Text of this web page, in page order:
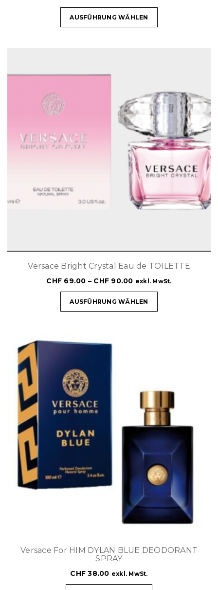
AUSFÜHRUNG WÄHLEN
Versace Bright Crystal Eau de TOILETTE
CHF 69.00 – CHF 90.00 exkl. MwSt.
AUSFÜHRUNG WÄHLEN
Versace For HIM DYLAN BLUE DEODORANT
SPRAY
CHF 38.00 exkl. MwSt.